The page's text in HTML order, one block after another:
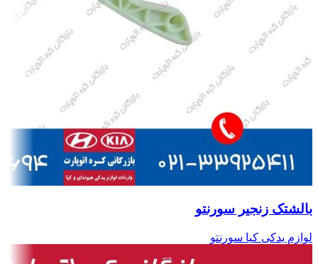
بالشتک زنجیر سورنتو
لوازم یدکی کیا سورنتو